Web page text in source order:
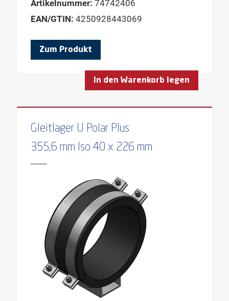
Artikelnummer: 74742406
EAN/GTIN: 4250928443069
Zum Produkt
In den Warenkorb legen
Gleitlager U Polar Plus
355,6 mm Iso 40 x 226 mm